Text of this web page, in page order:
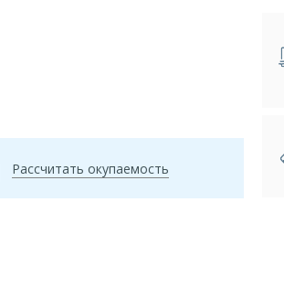
Рассчитать окупаемость